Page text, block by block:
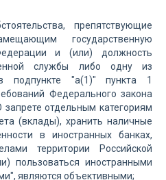
препятствующие
государственную
и (или) должность
службы либо одну из
подпункте "а(1)" пункта 1
Федерального закона
отдельным категориям
(вклады), хранить наличные
в иностранных банках,
территории Российской
пользоваться иностранными
являются объективными;